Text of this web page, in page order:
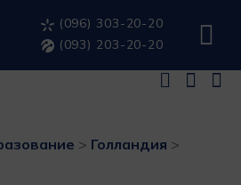
(096) 303-20-20
(093) 203-20-20
> Голландия >